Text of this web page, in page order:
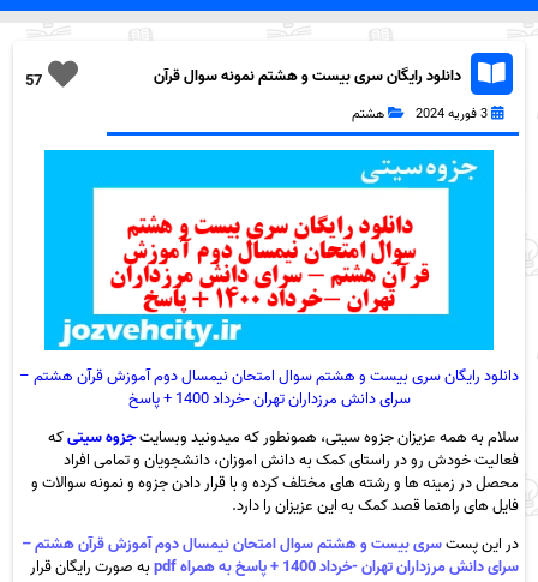
57
دانلود رایگان سری بیست و هشتم نمونه سوال قرآن
هشتم به همراه pdf
3 فوریه 2024 هشتم
دانلود رایگان سری بیست و هشتم سوال امتحان نیمسال دوم آموزش قرآن هشتم –
سرای دانش مرزداران تهران -خرداد 1400 + پاسخ
سلام به همه عزیزان جزوه سیتی، همونطور که میدونید وبسایتجزوه سیتیکه
فعالیت خودش رو در راستای کمک به دانش اموزان، دانشجویان و تمامی افراد
محصل در زمینه ها و رشته های مختلف کرده و با قرار دادن جزوه و نمونه سوالات و
فایل های راهنما قصد کمک به این عزیزان را دارد.
در این پستسری بیست و هشتم سوال امتحان نیمسال دوم آموزش قرآن هشتم –
سرای دانش مرزداران تهران -خرداد 1400 + پاسخ به همراه pdf
به صورت رایگان قرار